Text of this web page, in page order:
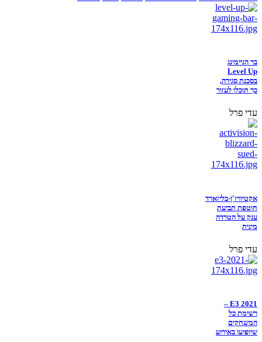
בר הגיימינג
Level Up
בסכנת סגירה,
כך תוכלו לעזור
עדי פרל
אקטיוויז'ן-בליזארד
חוטפת תביעת
ענק על הטרדה
מינית
עדי פרל
E3 2021 –
רשימת כל
המשחקים
שיופיעו באירוע